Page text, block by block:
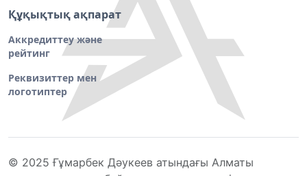
Құқықтық ақпарат
Аккредиттеу және
рейтинг
Реквизиттер мен
логотиптер
© 2025 Ғұмарбек Дәукеев атындағы Алматы